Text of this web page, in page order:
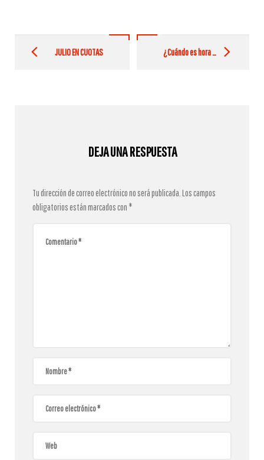
navigation
JULIO EN CUOTAS ¿Cuándo es hora de rotar tus neumáticos?
DEJA UNA RESPUESTA
Tu dirección de correo electrónico no será publicada. Los campos
obligatorios están marcados con *